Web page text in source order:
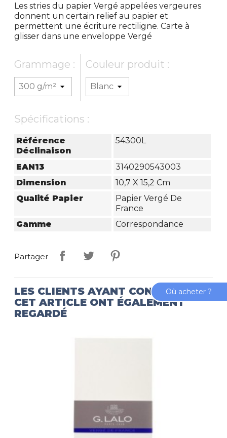
Les stries du papier Vergé appelées vergeures
donnent un certain relief au papier et
permettent une écriture rectiligne. Carte à
glisser dans une enveloppe Vergé
Grammage : Couleur produit :
Spécifications :
Référence
Déclinaison
54300L
EAN13
3140290543003
Dimension
10,7 X 15,2 Cm
Qualité Papier
Papier Vergé De
France
Gamme
Correspondance
Partager
LES CLIENTS AYANT CONSULTÉ
CET ARTICLE ONT ÉGALEMENT
REGARDÉ
Où acheter ?